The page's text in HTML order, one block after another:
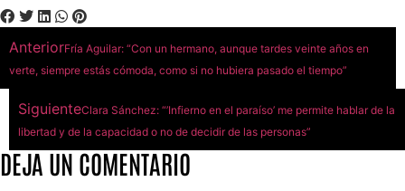
AnteriorFría Aguilar: “Con un hermano, aunque tardes veinte años en
verte, siempre estás cómoda, como si no hubiera pasado el tiempo”
SiguienteClara Sánchez: “’Infierno en el paraíso’ me permite hablar de la
libertad y de la capacidad o no de decidir de las personas”
DEJA UN COMENTARIO